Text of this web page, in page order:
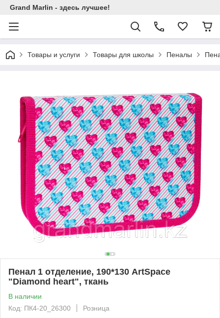
Grand Marlin - здесь лучшее!
Товары и услуги Товары для школы Пеналы
Пенал 1 отделение, 190*130 ArtSpace
"Diamond heart", ткань
В наличии
Код: ПК4-20_26300
Розница